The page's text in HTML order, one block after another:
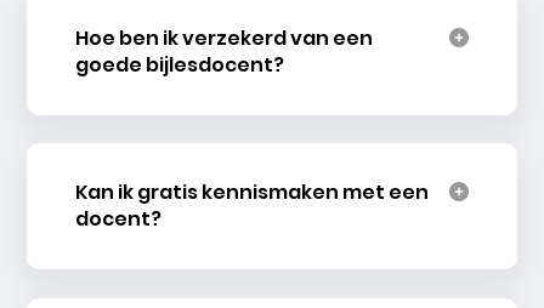
Hoe ben ik verzekerd van een
goede bijlesdocent?
Kan ik gratis kennismaken met een
docent?